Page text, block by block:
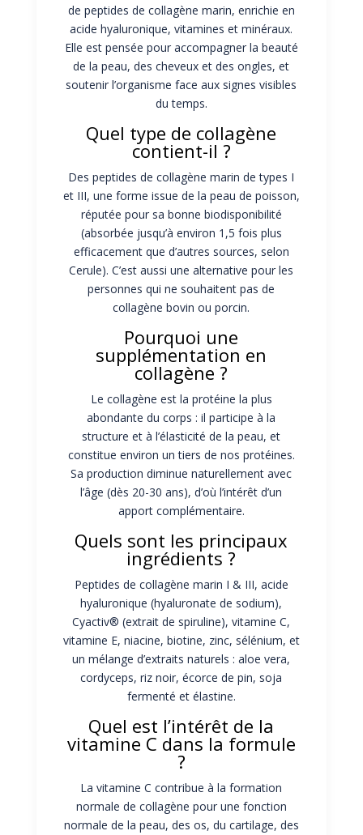
de peptides de collagène marin, enrichie en
acide hyaluronique, vitamines et minéraux.
Elle est pensée pour accompagner la beauté
de la peau, des cheveux et des ongles, et
soutenir l’organisme face aux signes visibles
du temps.
Quel type de collagène
contient-il ?
Des peptides de collagène marin de types I
et III, une forme issue de la peau de poisson,
réputée pour sa bonne biodisponibilité
(absorbée jusqu’à environ 1,5 fois plus
efficacement que d’autres sources, selon
Cerule). C’est aussi une alternative pour les
personnes qui ne souhaitent pas de
collagène bovin ou porcin.
Pourquoi une
supplémentation en
collagène ?
Le collagène est la protéine la plus
abondante du corps : il participe à la
structure et à l’élasticité de la peau, et
constitue environ un tiers de nos protéines.
Sa production diminue naturellement avec
l’âge (dès 20-30 ans), d’où l’intérêt d’un
apport complémentaire.
Quels sont les principaux
ingrédients ?
Peptides de collagène marin I & III, acide
hyaluronique (hyaluronate de sodium),
Cyactiv® (extrait de spiruline), vitamine C,
vitamine E, niacine, biotine, zinc, sélénium, et
un mélange d’extraits naturels : aloe vera,
cordyceps, riz noir, écorce de pin, soja
fermenté et élastine.
Quel est l’intérêt de la
vitamine C dans la formule
?
La vitamine C contribue à la formation
normale de collagène pour une fonction
normale de la peau, des os, du cartilage, des